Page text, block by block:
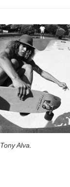
Tony Alva.